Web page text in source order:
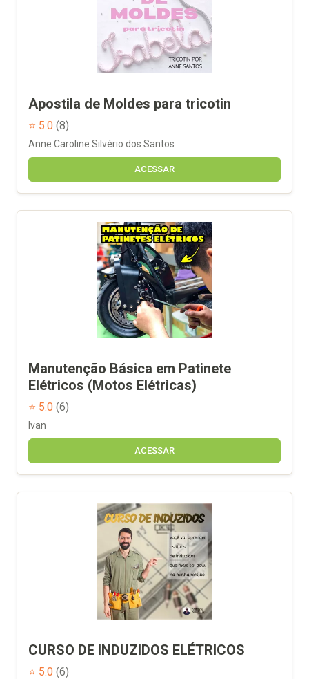
Apostila de Moldes para tricotin
⭐ 5.0 (8)
Anne Caroline Silvério dos Santos
ACESSAR
Manutenção Básica em Patinete
Elétricos (Motos Elétricas)
⭐ 5.0 (6)
Ivan
ACESSAR
CURSO DE INDUZIDOS ELÉTRICOS
⭐ 5.0 (6)